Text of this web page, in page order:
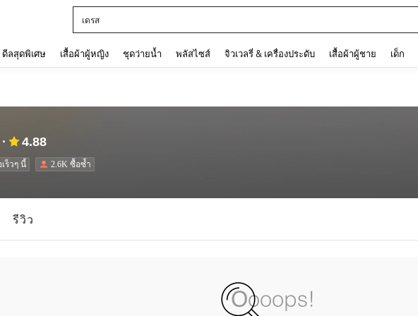
เด็กโต
ดีลสุดพิเศษ เสื้อผ้าผู้หญิง ชุดว่ายน้ำ พลัสไซส์ จิวเวลรี่ & เครื่องประดับ เสื้อผ้าผู้ชาย เด็ก
4.88
ร็วๆ นี้ 2.6K ซื้อซ้ำ
รีวิว